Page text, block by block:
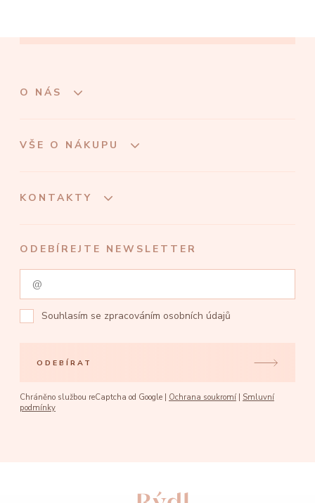
O NÁS
VŠE O NÁKUPU
KONTAKTY
ODEBÍREJTE NEWSLETTER
Souhlasím se zpracováním osobních údajů
ODEBÍRAT
Chráněno službou reCaptcha od Google | Ochrana soukromí
Smluvní
podmínky